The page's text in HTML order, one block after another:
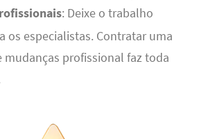
: Deixe o trabalho
os especialistas. Contratar uma
mudanças profissional faz toda